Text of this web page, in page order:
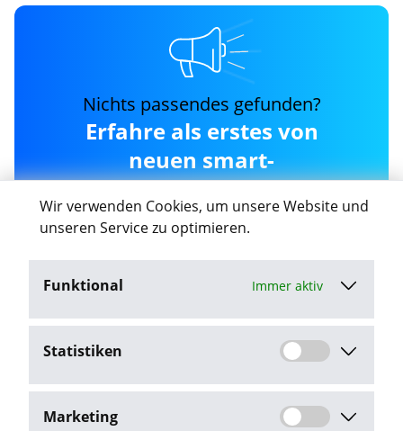
Wir verwenden Cookies, um unsere Website und
unseren Service zu optimieren.
Funktional Immer aktiv
Statistiken
Marketing
Nichts passendes gefunden?
Erfahre als erstes von
neuen smart-
recruiting.de Jobs in
Giessen
Mit dem Klick auf "Job-Agent aktivieren" stimme ich den